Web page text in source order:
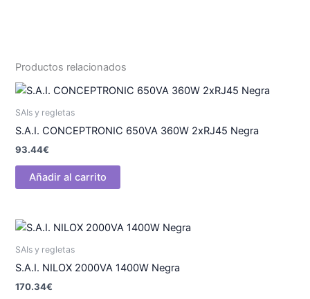
Productos relacionados
SAIs y regletas
S.A.I. CONCEPTRONIC 650VA 360W 2xRJ45 Negra
93.44€
Añadir al carrito
SAIs y regletas
S.A.I. NILOX 2000VA 1400W Negra
170.34€